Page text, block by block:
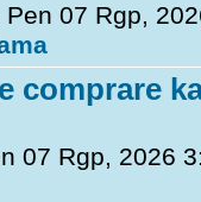
Pen 07 Rgp,
comprare
07 Rgp, 2026